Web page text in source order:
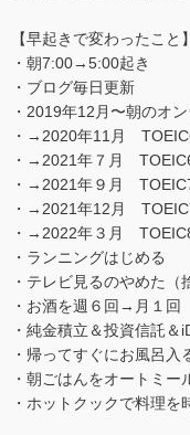
【早起きで変わったこと】
・朝7:00→5:00起き
・ブログ毎日更新
・2019年12月〜朝のオ
・→2020年11月
・→2021年７月
・→2021年９月
・→2021年12月
・→2022年３月
・ランニングはじめる
・テレビ見るのやめた（
・お酒を週６回→月１回
・純金積立＆投資信託＆
・帰ってすぐにお風呂入
・朝ごはんをオートミ
・ホットクックで料理を